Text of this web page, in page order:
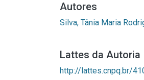
Autores
Silva, Tânia Maria
Lattes da Autoria
http://lattes.cnpq.br/